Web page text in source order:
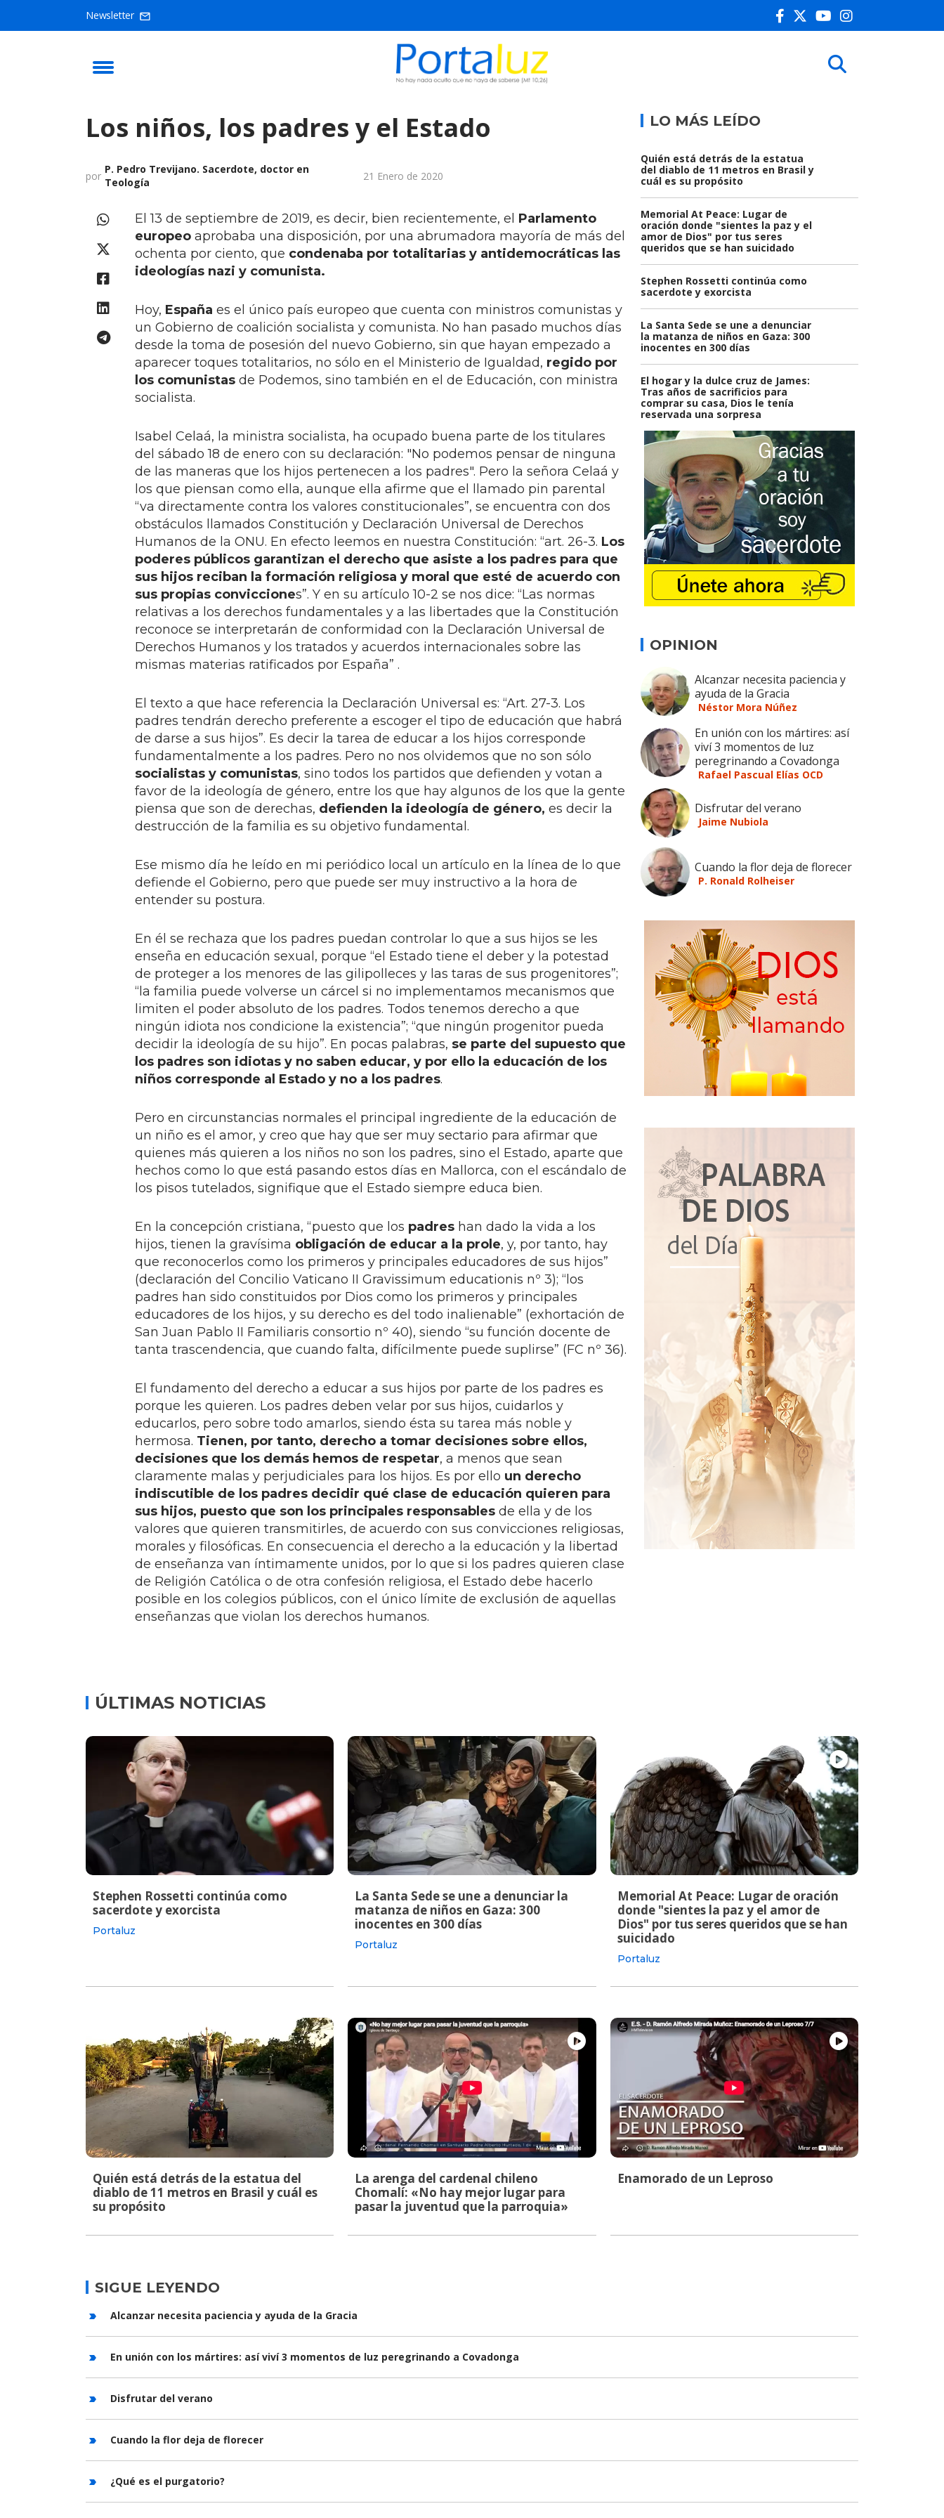
Newsletter
Los niños, los padres y el Estado
por P. Pedro Trevijano. Sacerdote, doctor en
Teología
21 Enero de 2020
El 13 de septiembre de 2019, es decir, bien recientemente, el Parlamento
europeo aprobaba una disposición, por una abrumadora mayoría de más del
ochenta por ciento, que condenaba por totalitarias y antidemocráticas las
ideologías nazi y comunista.
Hoy, España es el único país europeo que cuenta con ministros comunistas y
un Gobierno de coalición socialista y comunista. No han pasado muchos días
desde la toma de posesión del nuevo Gobierno, sin que hayan empezado a
aparecer toques totalitarios, no sólo en el Ministerio de Igualdad, regido por
los comunistas de Podemos, sino también en el de Educación, con ministra
socialista.
Isabel Celaá, la ministra socialista, ha ocupado buena parte de los titulares
del sábado 18 de enero con su declaración: "No podemos pensar de ninguna
de las maneras que los hijos pertenecen a los padres". Pero la señora Celaá y
los que piensan como ella, aunque ella afirme que el llamado pin parental
“va directamente contra los valores constitucionales”, se encuentra con dos
obstáculos llamados Constitución y Declaración Universal de Derechos
Humanos de la ONU. En efecto leemos en nuestra Constitución: “art. 26-3. Los
poderes públicos garantizan el derecho que asiste a los padres para que
sus hijos reciban la formación religiosa y moral que esté de acuerdo con
sus propias convicciones”. Y en su artículo 10-2 se nos dice: “Las normas
relativas a los derechos fundamentales y a las libertades que la Constitución
reconoce se interpretarán de conformidad con la Declaración Universal de
Derechos Humanos y los tratados y acuerdos internacionales sobre las
mismas materias ratificados por España” .
El texto a que hace referencia la Declaración Universal es: “Art. 27-3. Los
padres tendrán derecho preferente a escoger el tipo de educación que habrá
de darse a sus hijos”. Es decir la tarea de educar a los hijos corresponde
fundamentalmente a los padres. Pero no nos olvidemos que no son sólo
socialistas y comunistas, sino todos los partidos que defienden y votan a
favor de la ideología de género, entre los que hay algunos de los que la gente
piensa que son de derechas, defienden la ideología de género, es decir la
destrucción de la familia es su objetivo fundamental.
Ese mismo día he leído en mi periódico local un artículo en la línea de lo que
defiende el Gobierno, pero que puede ser muy instructivo a la hora de
entender su postura.
En él se rechaza que los padres puedan controlar lo que a sus hijos se les
enseña en educación sexual, porque “el Estado tiene el deber y la potestad
de proteger a los menores de las gilipolleces y las taras de sus progenitores”;
“la familia puede volverse un cárcel si no implementamos mecanismos que
limiten el poder absoluto de los padres. Todos tenemos derecho a que
ningún idiota nos condicione la existencia”; “que ningún progenitor pueda
decidir la ideología de su hijo”. En pocas palabras, se parte del supuesto que
los padres son idiotas y no saben educar, y por ello la educación de los
niños corresponde al Estado y no a los padres.
Pero en circunstancias normales el principal ingrediente de la educación de
un niño es el amor, y creo que hay que ser muy sectario para afirmar que
quienes más quieren a los niños no son los padres, sino el Estado, aparte que
hechos como lo que está pasando estos días en Mallorca, con el escándalo de
los pisos tutelados, signifique que el Estado siempre educa bien.
En la concepción cristiana, “puesto que los padres han dado la vida a los
hijos, tienen la gravísima obligación de educar a la prole, y, por tanto, hay
que reconocerlos como los primeros y principales educadores de sus hijos”
(declaración del Concilio Vaticano II Gravissimum educationis nº 3); “los
padres han sido constituidos por Dios como los primeros y principales
educadores de los hijos, y su derecho es del todo inalienable” (exhortación de
San Juan Pablo II Familiaris consortio nº 40), siendo “su función docente de
tanta trascendencia, que cuando falta, difícilmente puede suplirse” (FC nº 36).
El fundamento del derecho a educar a sus hijos por parte de los padres es
porque les quieren. Los padres deben velar por sus hijos, cuidarlos y
educarlos, pero sobre todo amarlos, siendo ésta su tarea más noble y
hermosa. Tienen, por tanto, derecho a tomar decisiones sobre ellos,
decisiones que los demás hemos de respetar, a menos que sean
claramente malas y perjudiciales para los hijos. Es por ello un derecho
indiscutible de los padres decidir qué clase de educación quieren para
sus hijos, puesto que son los principales responsables de ella y de los
valores que quieren transmitirles, de acuerdo con sus convicciones religiosas,
morales y filosóficas. En consecuencia el derecho a la educación y la libertad
de enseñanza van íntimamente unidos, por lo que si los padres quieren clase
de Religión Católica o de otra confesión religiosa, el Estado debe hacerlo
posible en los colegios públicos, con el único límite de exclusión de aquellas
enseñanzas que violan los derechos humanos.
LO MÁS LEÍDO
Quién está detrás de la estatua
del diablo de 11 metros en Brasil y
cuál es su propósito
Memorial At Peace: Lugar de
oración donde "sientes la paz y el
amor de Dios" por tus seres
queridos que se han suicidado
Stephen Rossetti continúa como
sacerdote y exorcista
La Santa Sede se une a denunciar
la matanza de niños en Gaza: 300
inocentes en 300 días
El hogar y la dulce cruz de James:
Tras años de sacrificios para
comprar su casa, Dios le tenía
reservada una sorpresa
OPINION
Alcanzar necesita paciencia y
ayuda de la Gracia
Néstor Mora Núñez
En unión con los mártires: así
viví 3 momentos de luz
peregrinando a Covadonga
Rafael Pascual Elías OCD
Disfrutar del verano
Jaime Nubiola
Cuando la flor deja de florecer
P. Ronald Rolheiser
ÚLTIMAS NOTICIAS
Stephen Rossetti continúa como
sacerdote y exorcista
Portaluz
La Santa Sede se une a denunciar la
matanza de niños en Gaza: 300
inocentes en 300 días
Portaluz
Memorial At Peace: Lugar de oración
donde "sientes la paz y el amor de
Dios" por tus seres queridos que se han
suicidado
Portaluz
Quién está detrás de la estatua del
diablo de 11 metros en Brasil y cuál es
su propósito
La arenga del cardenal chileno
Chomalí: «No hay mejor lugar para
pasar la juventud que la parroquia»
Enamorado de un Leproso
SIGUE LEYENDO
Alcanzar necesita paciencia y ayuda de la Gracia
En unión con los mártires: así viví 3 momentos de luz peregrinando a Covadonga
Disfrutar del verano
Cuando la flor deja de florecer
¿Qué es el purgatorio?